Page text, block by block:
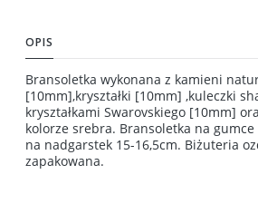
OPIS
Bransoletka wykonana z kamieni
[10mm],kryształki [10mm] ,kuleczki
kryształkami Swarovskiego [10mm]
kolorze srebra. Bransoletka na
na nadgarstek 15-16,5cm. Biżuteria
zapakowana.